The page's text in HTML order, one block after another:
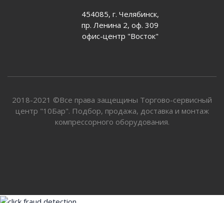
454085, г. Челябинск,
пр. Ленина 2, оф. 309
офис-центр "Восток"
2018-2021 ©Все права защещины Торгово-сервисный
центр "10Бар". Подбор, продажа, доставка и монтаж
компрессорного оборудования.